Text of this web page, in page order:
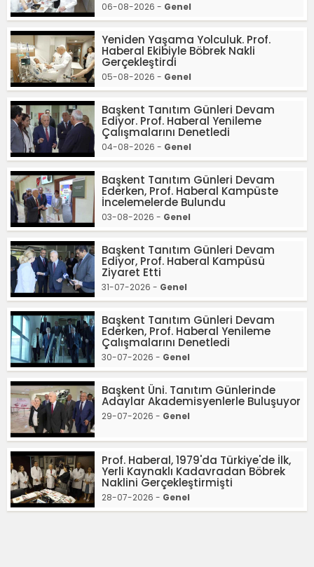
06-08-2026 - Genel
Yeniden Yaşama Yolculuk. Prof.
Haberal Ekibiyle Böbrek Nakli
Gerçekleştirdi
05-08-2026 - Genel
Başkent Tanıtım Günleri Devam
Ediyor. Prof. Haberal Yenileme
Çalışmalarını Denetledi
04-08-2026 - Genel
Başkent Tanıtım Günleri Devam
Ederken, Prof. Haberal Kampüste
İncelemelerde Bulundu
03-08-2026 - Genel
Başkent Tanıtım Günleri Devam
Ediyor, Prof. Haberal Kampüsü
Ziyaret Etti
31-07-2026 - Genel
Başkent Tanıtım Günleri Devam
Ederken, Prof. Haberal Yenileme
Çalışmalarını Denetledi
30-07-2026 - Genel
Başkent Üni. Tanıtım Günlerinde
Adaylar Akademisyenlerle Buluşuyor
29-07-2026 - Genel
Prof. Haberal, 1979'da Türkiye'de İlk,
Yerli Kaynaklı Kadavradan Böbrek
Naklini Gerçekleştirmişti
28-07-2026 - Genel